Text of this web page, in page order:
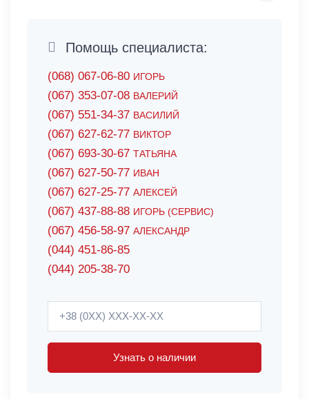
Помощь специалиста:
(068) 067-06-80 ИГОРЬ
(067) 353-07-08 ВАЛЕРИЙ
(067) 551-34-37 ВАСИЛИЙ
(067) 627-62-77 ВИКТОР
(067) 693-30-67 ТАТЬЯНА
(067) 627-50-77 ИВАН
(067) 627-25-77 АЛЕКСЕЙ
(067) 437-88-88 ИГОРЬ (СЕРВИС)
(067) 456-58-97 АЛЕКСАНДР
(044) 451-86-85
(044) 205-38-70
Узнать о наличии